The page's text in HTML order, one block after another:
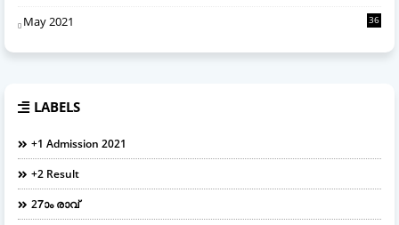
May 2021 36
LABELS
+1 Admission 2021
+2 Result
27ാം രാവ്